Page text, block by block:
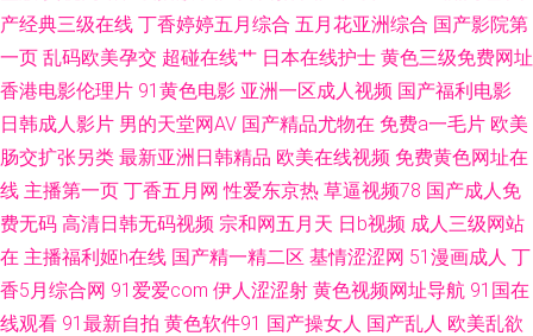
欧美成人香蕉网 污香蕉视频 91视频免费播放 国产AV含羞草 免费在线毛片 午
自都在线 国产V性交 蜜芽91中出 色宗黑人 51视频你懂得
产经典三级在线 丁香婷婷五月综合 五月花亚洲综合 国产影院第
一页 乱码欧美孕交 超碰在线艹 日本在线护士 黄色三级免费网址
香港电影伦理片 91黄色电影 亚洲一区成人视频 国产福利电影
日韩成人影片 男的天堂网AV 国产精品尤物在 免费a一毛片 欧美
肠交扩张另类 最新亚洲日韩精品 欧美在线视频 免费黄色网址在
线 主播第一页 丁香五月网 性爱东京热 草逼视频78 国产成人免
费无码 高清日韩无码视频 宗和网五月天 日b视频 成人三级网站
在 主播福利姬h在线 国产精一精二区 基情涩涩网 51漫画成人 丁
香5月综合网 91爱爱com 伊人涩涩射 黄色视频网址导航 91国在
线观看 91最新自拍 黄色软件91 国产操女人 国产乱人 欧美乱欲